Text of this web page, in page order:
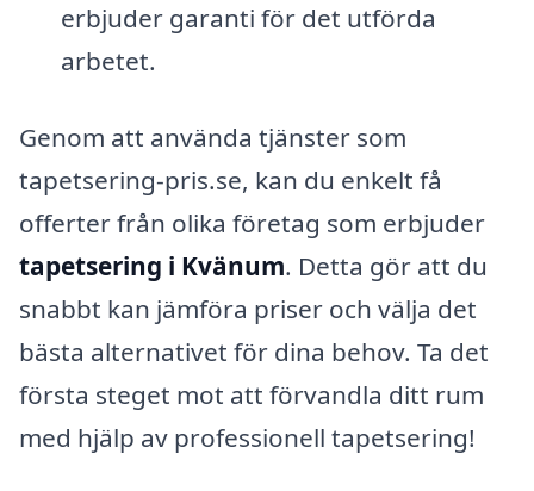
erbjuder garanti för det utförda
arbetet.
Genom att använda tjänster som
tapetsering-pris.se, kan du enkelt få
offerter från olika företag som erbjuder
tapetsering i Kvänum. Detta gör att du
snabbt kan jämföra priser och välja det
bästa alternativet för dina behov. Ta det
första steget mot att förvandla ditt rum
med hjälp av professionell tapetsering!